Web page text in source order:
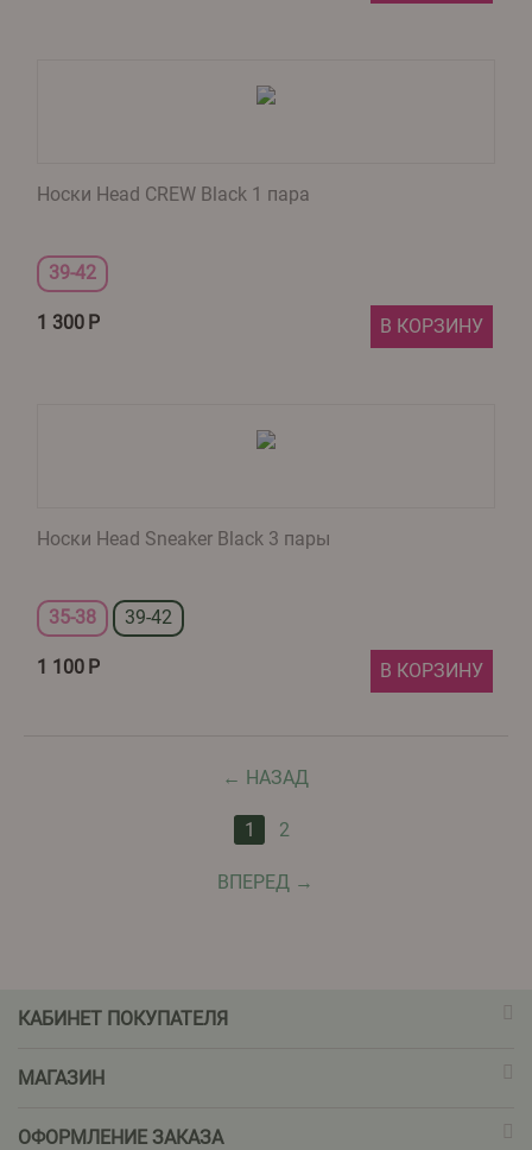
Носки Head CREW Black 1 пара
39-42
1 300 Р В КОРЗИНУ
Носки Head Sneaker Black 3 пары
35-38 39-42
1 100 Р В КОРЗИНУ
НАЗАД
1 2
ВПЕРЕД
КАБИНЕТ ПОКУПАТЕЛЯ
МАГАЗИН
ОФОРМЛЕНИЕ ЗАКАЗА